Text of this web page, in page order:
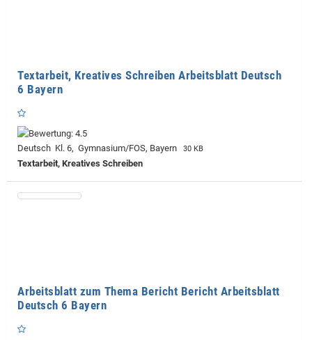
Textarbeit, Kreatives Schreiben Arbeitsblatt Deutsch
6 Bayern
Deutsch Kl. 6, Gymnasium/FOS, Bayern 30 KB
Textarbeit, Kreatives Schreiben
Arbeitsblatt zum Thema Bericht Bericht Arbeitsblatt
Deutsch 6 Bayern